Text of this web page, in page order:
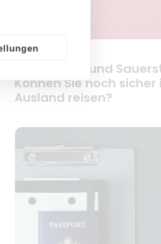
Long COVID und
Können Sie noch sicher
Ausland reisen?